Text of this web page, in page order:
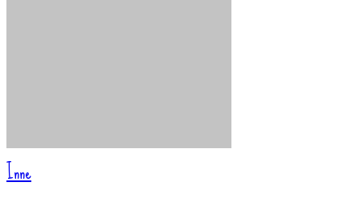
Inne